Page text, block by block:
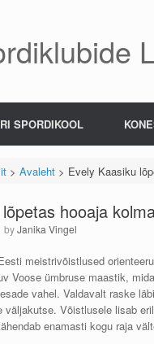
SPORDIKOOL
> Avaleht> Evely Kaasiku
hooaja
byJanika Vingel
meistrivõistlused
Voose ümbruse maastik,
vahel. Valdavalt raske
väljakutse. Võistlusele lisab
enamasti kogu raja